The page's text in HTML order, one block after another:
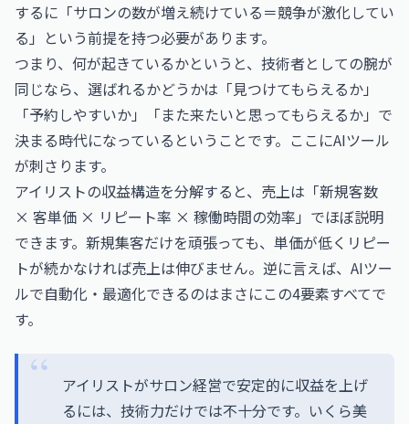
するに「サロンの数が増え続けている＝競争が激化してい
る」という前提を持つ必要があります。
つまり、何が起きているかというと、技術者としての腕が
同じなら、選ばれるかどうかは「見つけてもらえるか」
「予約しやすいか」「また来たいと思ってもらえるか」で
決まる時代になっているということです。ここにAIツール
が刺さります。
アイリストの収益構造を分解すると、売上は「新規客数
× 客単価 × リピート率 × 稼働時間の効率」でほぼ説明
できます。新規集客だけを頑張っても、単価が低くリピー
トが続かなければ売上は伸びません。逆に言えば、AIツー
ルで自動化・最適化できるのはまさにこの4要素すべてで
す。
アイリストがサロン経営で安定的に収益を上げ
るには、技術力だけでは不十分です。いくら美